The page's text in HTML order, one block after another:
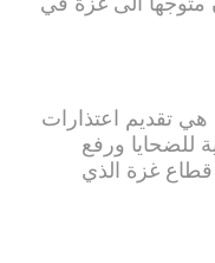
تقديم اعتذارات
مالية للضحايا ورفع
غزة الذي